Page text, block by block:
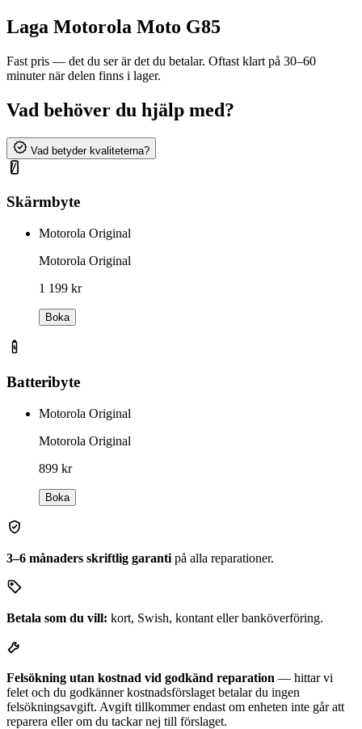
Laga Motorola Moto G85
Fast pris — det du ser är det du betalar. Oftast klart på 30–60
minuter när delen finns i lager.
Vad behöver du hjälp med?
Vad betyder kvaliteterna?
Skärmbyte
Motorola Original
Motorola Original
1 199 kr
Boka
Batteribyte
Motorola Original
Motorola Original
899 kr
Boka
3–6 månaders skriftlig garanti på alla reparationer.
Betala som du vill: kort, Swish, kontant eller banköverföring.
Felsökning utan kostnad vid godkänd reparation — hittar vi
felet och du godkänner kostnadsförslaget betalar du ingen
felsökningsavgift. Avgift tillkommer endast om enheten inte går att
reparera eller om du tackar nej till förslaget.